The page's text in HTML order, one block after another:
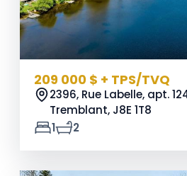
209 000 $ + TPS/TVQ
2396, Rue Labelle, apt.
Tremblant, J8E 1T8
1
2